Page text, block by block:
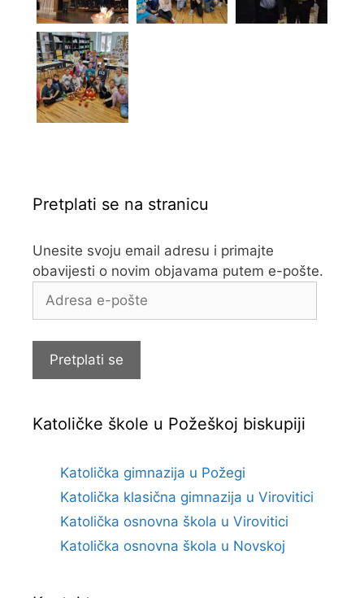
Pretplati se na stranicu
Unesite svoju email adresu i primajte
obavijesti o novim objavama putem e-pošte.
Adresa
Pretplati se
Katoličke škole u Požeškoj biskupiji
Katolička gimnazija u Požegi
Katolička klasična gimnazija u Virovitici
Katolička osnovna škola u Virovitici
Katolička osnovna škola u Novskoj